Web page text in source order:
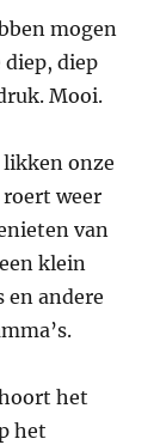
mogen
diep, diep
Mooi.
likken onze
roert weer
van
klein
en andere
het
het